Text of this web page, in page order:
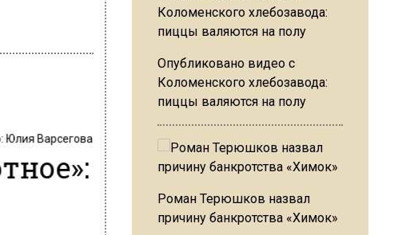
Юлия Варсегова
Опубликовано видео с
Коломенского хлебозавода:
пиццы валяются на полу
Роман Терюшков назвал
причину банкротства «Химок»